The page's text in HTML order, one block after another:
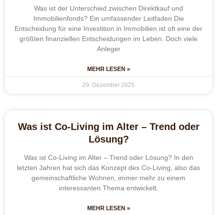
Was ist der Unterschied zwischen Direktkauf und
Immobilienfonds? Ein umfassender Leitfaden Die
Entscheidung für eine Investition in Immobilien ist oft eine der
größten finanziellen Entscheidungen im Leben. Doch viele
Anleger
MEHR LESEN »
29. Dezember 2025
Was ist Co-Living im Alter – Trend oder
Lösung?
Was ist Co-Living im Alter – Trend oder Lösung? In den
letzten Jahren hat sich das Konzept des Co-Living, also das
gemeinschaftliche Wohnen, immer mehr zu einem
interessanten Thema entwickelt.
MEHR LESEN »